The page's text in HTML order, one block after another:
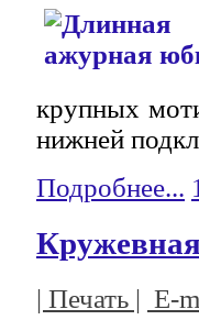
крупных
нижней
Подробнее...
| Печать | E-